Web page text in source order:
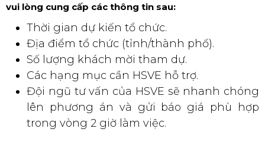
vui lòng cung cấp các thông tin sau:
Thời gian dự kiến tổ chức.
Địa điểm tổ chức (tỉnh/thành phố).
Số lượng khách mời tham dự.
Các hạng mục cần HSVE hỗ trợ.
Đội ngũ tư vấn của HSVE sẽ nhanh chóng
lên phương án và gửi báo giá phù hợp
trong vòng 2 giờ làm việc.